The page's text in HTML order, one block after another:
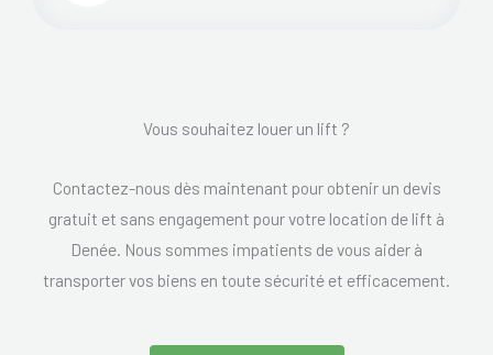
Vous souhaitez louer un lift ?
Contactez-nous dès maintenant pour obtenir un devis
gratuit et sans engagement pour votre location de lift à
Denée. Nous sommes impatients de vous aider à
transporter vos biens en toute sécurité et efficacement.